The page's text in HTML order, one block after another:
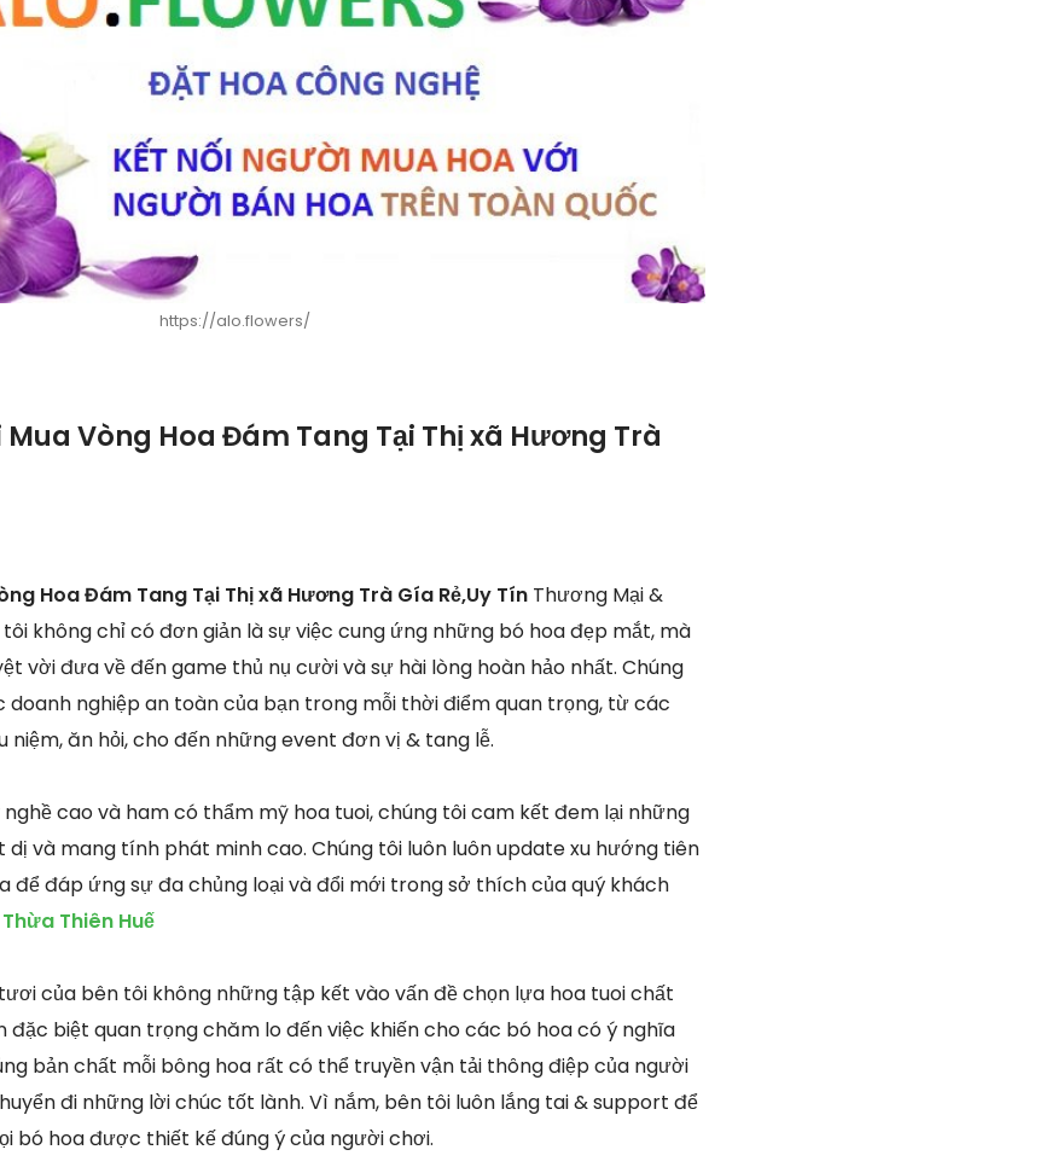
https://alo.flowers/
Mua Vòng Hoa Đám Tang Tại Thị xã Hương Trà
Hoa Đám Tang Tại Thị xã Hương Trà Gía Rẻ,Uy Tín Thương Mại &
không chỉ có đơn giản là sự việc cung ứng những bó hoa đẹp mắt, mà
vời đưa về đến game thủ nụ cười và sự hài lòng hoàn hảo nhất. Chúng
doanh nghiệp an toàn của bạn trong mỗi thời điểm quan trọng, từ các
niệm, ăn hỏi, cho đến những event đơn vị & tang lễ.
cao và ham có thẩm mỹ hoa tuoi, chúng tôi cam kết đem lại những
và mang tính phát minh cao. Chúng tôi luôn luôn update xu hướng tiên
để đáp ứng sự đa chủng loại và đổi mới trong sở thích của quý khách
Thiên Huế
của bên tôi không những tập kết vào vấn đề chọn lựa hoa tuoi chất
đặc biệt quan trọng chăm lo đến việc khiến cho các bó hoa có ý nghĩa
bản chất mỗi bông hoa rất có thể truyền vận tải thông điệp của người
đi những lời chúc tốt lành. Vì nắm, bên tôi luôn lắng tai & support để
bó hoa được thiết kế đúng ý của người chơi.